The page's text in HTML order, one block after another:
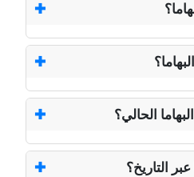
الحالي؟
التاريخ؟